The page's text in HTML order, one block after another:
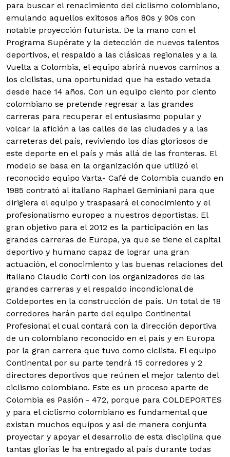
para buscar el renacimiento del ciclismo colombiano,
emulando aquellos exitosos años 80s y 90s con
notable proyección futurista. De la mano con el
Programa Supérate y la detección de nuevos talentos
deportivos, el respaldo a las clásicas regionales y a la
Vuelta a Colombia, el equipo abrirá nuevos caminos a
los ciclistas, una oportunidad que ha estado vetada
desde hace 14 años. Con un equipo ciento por ciento
colombiano se pretende regresar a las grandes
carreras para recuperar el entusiasmo popular y
volcar la afición a las calles de las ciudades y a las
carreteras del país, reviviendo los días gloriosos de
este deporte en el país y más allá de las fronteras. El
modelo se basa en la organización que utilizó el
reconocido equipo Varta- Café de Colombia cuando en
1985 contrató al italiano Raphael Geminiani para que
dirigiera el equipo y traspasará el conocimiento y el
profesionalismo europeo a nuestros deportistas. El
gran objetivo para el 2012 es la participación en las
grandes carreras de Europa, ya que se tiene el capital
deportivo y humano capaz de lograr una gran
actuación, el conocimiento y las buenas relaciones del
italiano Claudio Corti con los organizadores de las
grandes carreras y el respaldo incondicional de
Coldeportes en la construcción de país. Un total de 18
corredores harán parte del equipo Continental
Profesional el cual contará con la dirección deportiva
de un colombiano reconocido en el país y en Europa
por la gran carrera que tuvo como ciclista. El equipo
Continental por su parte tendrá 15 corredores y 2
directores deportivos que reúnen el mejor talento del
ciclismo colombiano. Este es un proceso aparte de
Colombia es Pasión - 472, porque para COLDEPORTES
y para el ciclismo colombiano es fundamental que
existan muchos equipos y así de manera conjunta
proyectar y apoyar el desarrollo de esta disciplina que
tantas glorias le ha entregado al país durante todas